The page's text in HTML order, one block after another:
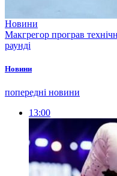
Новини
Макгрегор програв
раунді
Новини
попередні новини
13:00